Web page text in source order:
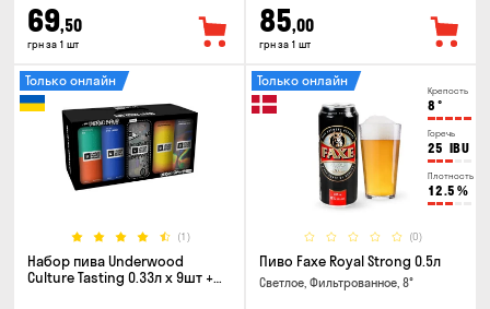
69,50
грн за 1 шт
85,00
грн за 1 шт
(1)
Только онлайн
Набор пива Underwood
Culture Tasting 0.33л x 9шт +
Крепость
8 °
Горечь
25 IBU
Плотность
12.5 %
(0)
Только онлайн
Пиво Faxe Royal Strong 0.5л
Светлое, Фильтрованное, 8°